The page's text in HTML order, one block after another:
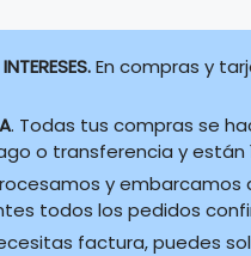
En compras y
. Todas tus compras se
o transferencia y están
y embarcamos
todos los pedidos
factura, puedes